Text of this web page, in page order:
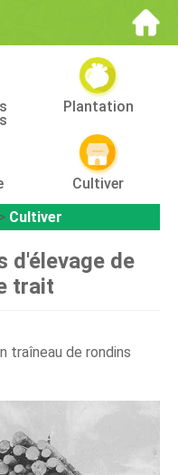
Plantation
Cultiver
Cultiver
d'élevage de
trait
traîneau de rondins